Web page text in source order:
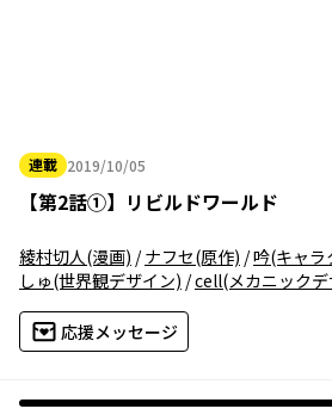
連載 2019/10/05
2019年10月05日
【第2話①】 リビルドワールド
綾村切人(漫画) /ナフセ(原作) /吟(キャラ
しゅ(世界観デザイン) /cell(メカニック
応援メッセージ